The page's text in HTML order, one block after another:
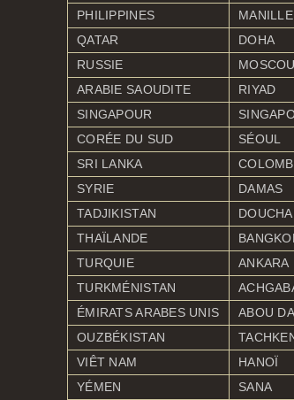
PHILIPPINES
MANILLE
QATAR
DOHA
RUSSIE
MOSCOU
ARABIE SAOUDITE
RIYAD
SINGAPOUR
CORÉE DU SUD
SÉOUL
SRI LANKA
SYRIE
DAMAS
TADJIKISTAN
THAÏLANDE
TURQUIE
ANKARA
TURKMÉNISTAN
ÉMIRATS ARABES UNIS
ABOU
OUZBÉKISTAN
VIÊT NAM
HANOÏ
YÉMEN
SANA